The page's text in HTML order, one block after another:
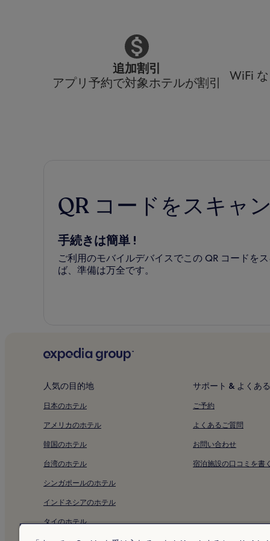
追加割引
アプリ予約で対象ホテルが割引
WiFi
QR コードをスキャ
手続きは簡単 !
ご利用のモバイルデバイスでこの QR コードを
ば、準備は万全です。
人気の目的地
日本のホテル
アメリカのホテル
韓国のホテル
台湾のホテル
シンガポールのホテル
インドネシアのホテル
タイのホテル
サポート & よくあ
ご予約
よくあるご質問
お問い合わせ
宿泊施設の口コミを書く